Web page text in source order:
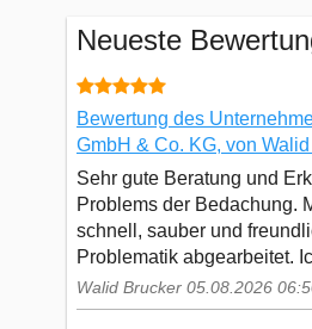
Neueste
Bewertung des
GmbH & Co. KG, von
Sehr gute Beratung und
Problems der Bedachung.
schnell, sauber und
Problematik abgearbeitet.
Walid Brucker 05.08.2026